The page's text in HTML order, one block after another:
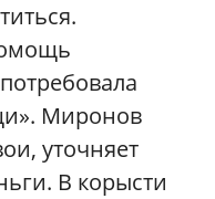
Миронов
уточняет
В корысти